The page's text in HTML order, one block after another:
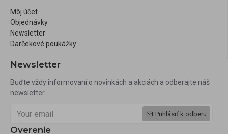
Môj účet
Objednávky
Newsletter
Darčekové poukážky
Newsletter
Buďte vždy informovaní o novinkách a akciách a odberajte náš
newsletter
Prihlásiť k odberu
Overenie